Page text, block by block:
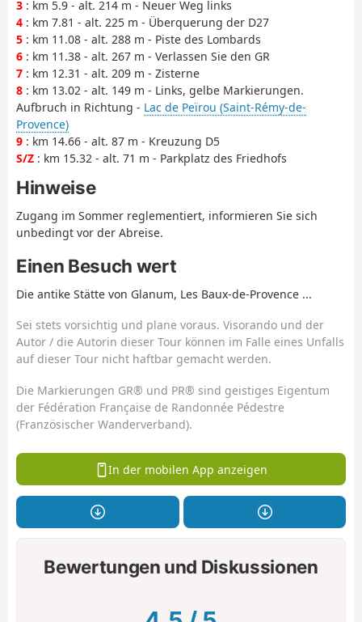
3 : km 5.9 - alt. 214 m - Neuer Weg links
4 : km 7.81 - alt. 225 m - Überquerung der D27
5 : km 11.08 - alt. 288 m - Piste des Lombards
6 : km 11.38 - alt. 267 m - Verlassen Sie den GR
7 : km 12.31 - alt. 209 m - Zisterne
8 : km 13.02 - alt. 149 m - Links, gelbe Markierungen.
Aufbruch in Richtung - Lac de Peïrou (Saint-Rémy-de-
Provence)
9 : km 14.66 - alt. 87 m - Kreuzung D5
S/Z : km 15.32 - alt. 71 m - Parkplatz des Friedhofs
Hinweise
Zugang im Sommer reglementiert, informieren Sie sich
unbedingt vor der Abreise.
Einen Besuch wert
Die antike Stätte von Glanum, Les Baux-de-Provence ...
Sei stets vorsichtig und plane voraus. Visorando und der
Autor / die Autorin dieser Tour können im Falle eines Unfalls
auf dieser Tour nicht haftbar gemacht werden.
Die Markierungen GR® und PR® sind geistiges Eigentum
der Fédération Française de Randonnée Pédestre
(Französischer Wanderverband).
In der mobilen App anzeigen
Bewertungen und Diskussionen